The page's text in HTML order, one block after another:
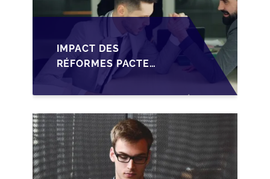
IMPACT DES
RÉFORMES PACTE
DUTREIL SUR LA
TRANSMISSION DES